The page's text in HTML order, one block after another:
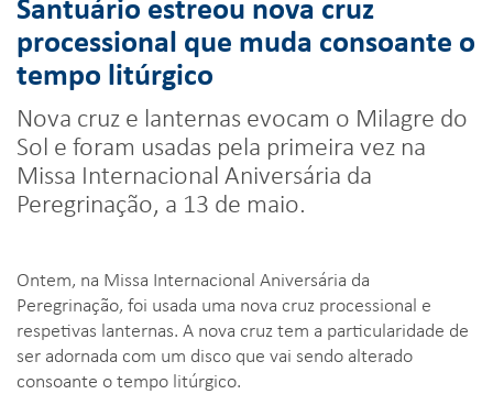
processional que muda consoante o
tempo litúrgico
Nova cruz e lanternas evocam o Milagre do
Sol e foram usadas pela primeira vez na
Missa Internacional Aniversária da
Peregrinação, a 13 de maio.
Ontem, na Missa Internacional Aniversária da
Peregrinação, foi usada uma nova cruz processional e
respetivas lanternas. A nova cruz tem a particularidade de
ser adornada com um disco que vai sendo alterado
consoante o tempo litúrgico.